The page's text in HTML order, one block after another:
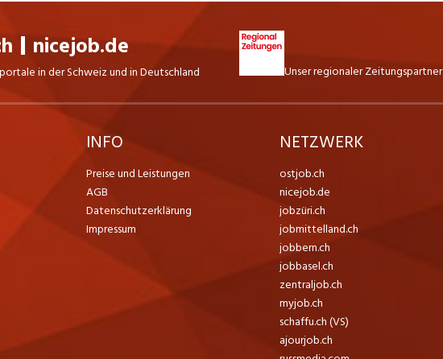
nicejob.de
in der Schweiz und in Deutschland Unser regionaler Zeitungspartner
INFO
Preise und Leistungen
AGB
Datenschutzerklärung
Impressum
NETZWERK
ostjob.ch
nicejob.de
jobzüri.ch
jobmittelland.ch
jobbern.ch
jobbasel.ch
zentraljob.ch
myjob.ch
schaffu.ch (VS)
ajourjob.ch